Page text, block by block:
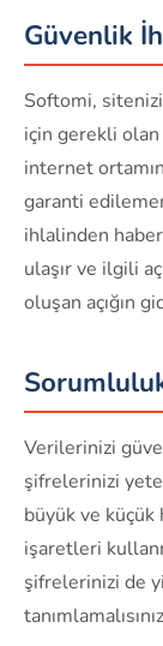
Güvenlik
Softomi,
için gerekli
internet
garanti
ihlalinden
ulaşır ve ilgili
oluşan açığın
Verilerinizi
şifrelerinizi
büyük ve
işaretleri
şifrelerinizi de